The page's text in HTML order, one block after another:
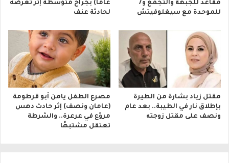
مقاعد للجبهة والتجمع و7
للموحدة مع سيغلوفيتش
عاماً) بجراح متوسطة إثر تعرضه
لحادثة عنف
مقتل زياد بشارة من الطيرة
بإطلاق نار في الطيبة.. بعد عام
ونصف على مقتل زوجته
مصرع الطفل يامن أبو قرطومة
(عامان ونصف) إثر حادث دهس
مروّع في عرعرة.. والشرطة
تعتقل مشتبهًا